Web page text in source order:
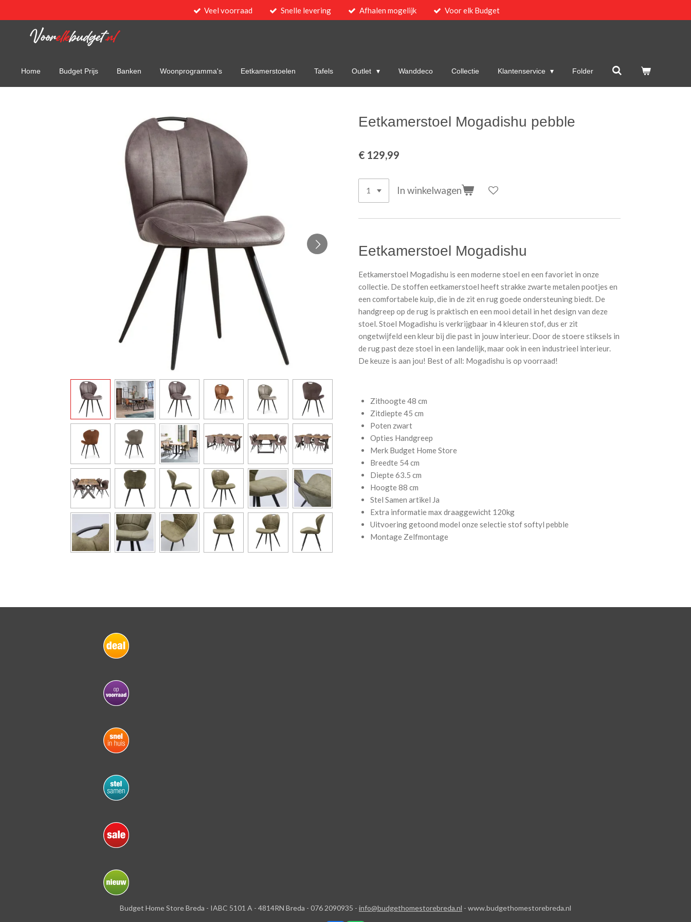
direct
Veel voorraad Snelle levering Afhalen mogelijk Voor elk Budget
Home Budget Prijs Banken Woonprogramma's Eetkamerstoelen Tafels Outlet Wanddeco Collectie Klantenservice Folder
Eetkamerstoel Mogadishu pebble
€ 129,99
In winkelwagen
Eetkamerstoel Mogadishu
Eetkamerstoel Mogadishu is een moderne stoel en een favoriet in onze
collectie. De stoffen eetkamerstoel heeft strakke zwarte metalen pootjes en
een comfortabele kuip, die in de zit en rug goede ondersteuning biedt. De
handgreep op de rug is praktisch en een mooi detail in het design van deze
stoel. Stoel Mogadishu is verkrijgbaar in 4 kleuren stof, dus er zit
ongetwijfeld een kleur bij die past in jouw interieur. Door de stoere stiksels in
de rug past deze stoel in een landelijk, maar ook in een industrieel interieur.
De keuze is aan jou! Best of all: Mogadishu is op voorraad!
Zithoogte48 cm
Zitdiepte45 cm
Poten zwart
Opties Handgreep
Merk Budget Home Store
Breedte 54 cm
Diepte63.5 cm
Hoogte88 cm
Stel Samen artikel Ja
Extra informatiemax draaggewicht 120kg
Uitvoering getoond model onze selectie stof softyl pebble
Montage Zelfmontage
Budget Home Store Breda - IABC 5101 A - 4814RN Breda - 076 2090935 - info@budgethomestorebreda.nl - www.budgethomestorebreda.nl